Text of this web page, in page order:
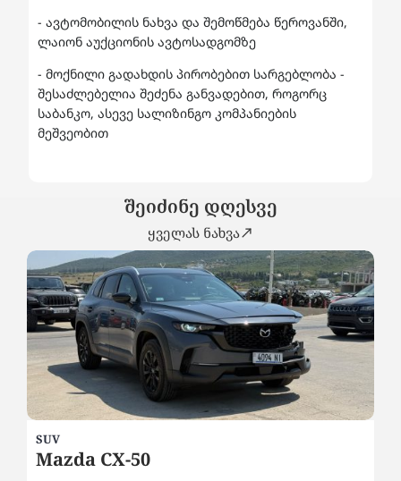
- ავტომობილის ნახვა და შემოწმება წეროვანში,
ლაიონ აუქციონის ავტოსადგომზე
- მოქნილი გადახდის პირობებით სარგებლობა -
შესაძლებელია შეძენა განვადებით, როგორც
საბანკო, ასევე სალიზინგო კომპანიების
მეშვეობით
შეიძინე დღესვე
ყველას ნახვა
SUV
Mazda CX-50